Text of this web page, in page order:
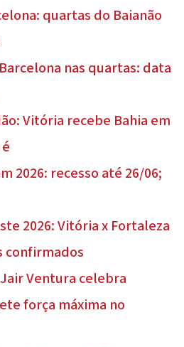
quartas do Baianão
nas quartas: data
Vitória recebe Bahia em
2026: recesso até 26/06;
2026: Vitória x Fortaleza
confirmados
Ventura celebra
força máxima no